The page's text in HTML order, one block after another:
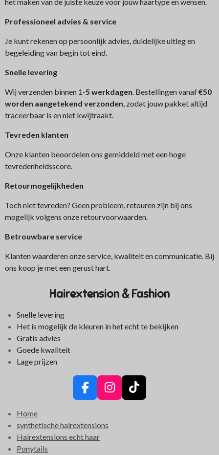
het maken van de juiste keuze voor jouw haartype en wensen.
Professioneel advies & service
Je kunt rekenen op persoonlijk advies, duidelijke uitleg en
begeleiding van begin tot eind.
Snelle levering
Wij verzenden binnen 1-5 werkdagen. Bestellingen vanaf€50
worden aangetekend verzonden, zodat jouw pakket altijd
traceerbaar is en niet kwijtraakt.
Tevreden klanten
Onze klanten beoordelen ons gemiddeld met een hoge
tevredenheidsscore.
Retourmogelijkheden
Toch niet tevreden? Geen probleem, retouren zijn bij ons
mogelijk volgens onze retourvoorwaarden.
Betrouwbare service
Klanten waarderen onze service, kwaliteit en communicatie. Bij
ons koop je met een gerust hart.
Hairextension & Fashion
Snelle levering
Het is mogelijk de kleuren in het echt te bekijken
Gratis advies
Goede kwaliteit
Lage prijzen
F
e
b
I
T
Home
synthetische hairextensions
Hairextensions echt haar
Ponytails